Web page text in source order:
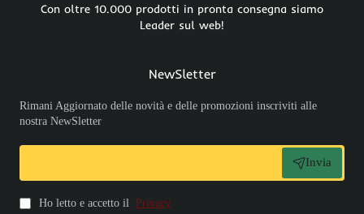
Con oltre 10.000 prodotti in pronta consegna siamo
Leader sul web!
NewSletter
Rimani Aggiornato delle novità e delle promozioni inscriviti alle
nostra NewSletter
Invia
Ho letto e accetto il Privacy